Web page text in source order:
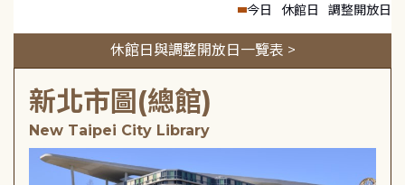
今日 休館日 調整開放日
休館日與調整開放日一覽表 >
新北市圖(總館)
New Taipei City Library